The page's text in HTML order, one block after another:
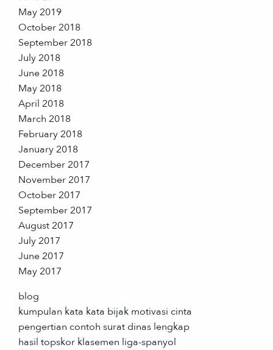
May 2019
October 2018
September 2018
July 2018
June 2018
May 2018
April 2018
March 2018
February 2018
January 2018
December 2017
November 2017
October 2017
September 2017
August 2017
July 2017
June 2017
May 2017
blog
kumpulan kata kata bijak motivasi cinta
pengertian contoh surat dinas lengkap
hasil topskor klasemen liga-spanyol